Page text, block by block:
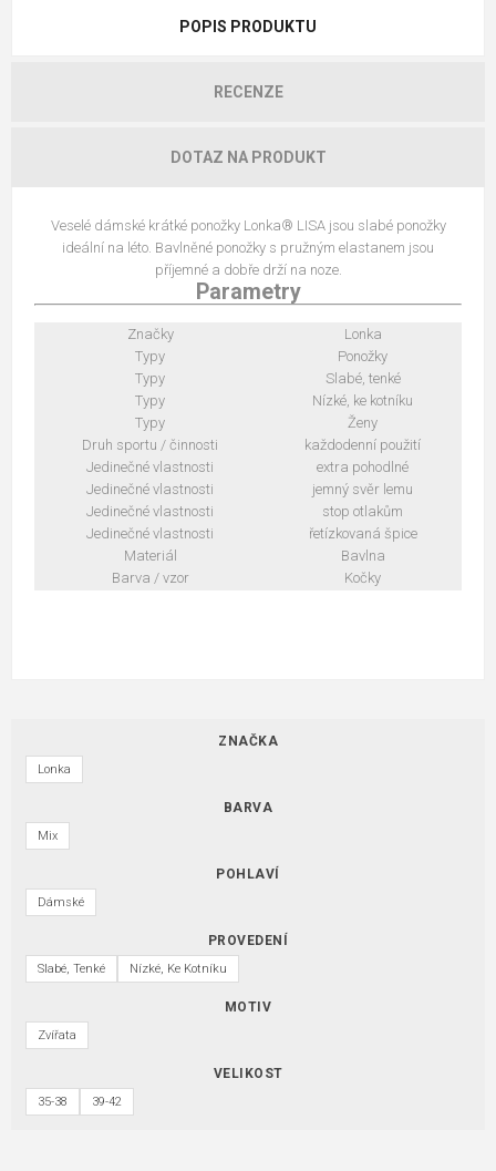
POPIS PRODUKTU
RECENZE
DOTAZ NA PRODUKT
Veselé dámské krátké ponožky Lonka® LISA jsou slabé ponožky
ideální na léto. Bavlněné ponožky s pružným elastanem jsou
příjemné a dobře drží na noze.
Parametry
Značky
Lonka
Typy
Ponožky
Typy
Slabé, tenké
Typy
Nízké, ke kotníku
Typy
Ženy
Druh sportu / činnosti
každodenní použití
Jedinečné vlastnosti
extra pohodlné
Jedinečné vlastnosti
jemný svěr lemu
Jedinečné vlastnosti
stop otlakům
Jedinečné vlastnosti
řetízkovaná špice
Materiál
Bavlna
Barva / vzor
Kočky
ZNAČKA
Lonka
BARVA
Mix
POHLAVÍ
Dámské
PROVEDENÍ
Slabé, Tenké Nízké, Ke Kotníku
MOTIV
Zvířata
VELIKOST
35-38 39-42